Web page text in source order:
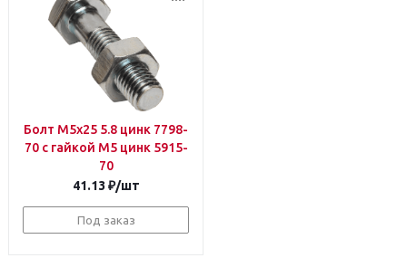
Болт М5х25 5.8 цинк 7798-
70 с гайкой М5 цинк 5915-
70
41.13 ₽/шт
Под заказ